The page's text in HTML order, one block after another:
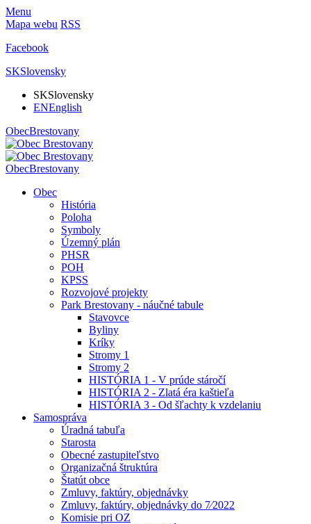
Menu
Mapa webu RSS
Facebook
SKSlovensky
SKSlovensky
ENEnglish
ObecBrestovany
ObecBrestovany
Obec
História
Poloha
Symboly
Územný plán
PHSR
POH
KPSS
Rozvojové projekty
Park Brestovany - náučné tabule
Stavovce
Byliny
Kríky
Stromy 1
Stromy 2
HISTÓRIA 1 - V prúde stáročí
HISTÓRIA 2 - Zlatá éra kaštieľa
HISTÓRIA 3 - Od šľachty k vzdelaniu
Samospráva
Úradná tabuľa
Starosta
Obecné zastupiteľstvo
Organizačná štruktúra
Štatút obce
Zmluvy, faktúry, objednávky
Zmluvy, faktúry, objednávky do 7⁄2022
Komisie pri OZ